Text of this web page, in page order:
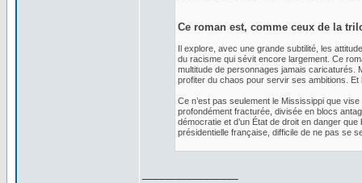
Ce roman est, comme ceux de la
Il explore, avec une grande subtilité, les
du racisme qui sévit encore largement. Ce
multitude de personnages jamais caricaturés.
profiter du chaos pour servir ses ambitions.
Ce n’est pas seulement le Mississippi que
profondément fracturée, divisée en blocs
démocratie et d’un État de droit en danger
présidentielle française, difficile de ne pas se